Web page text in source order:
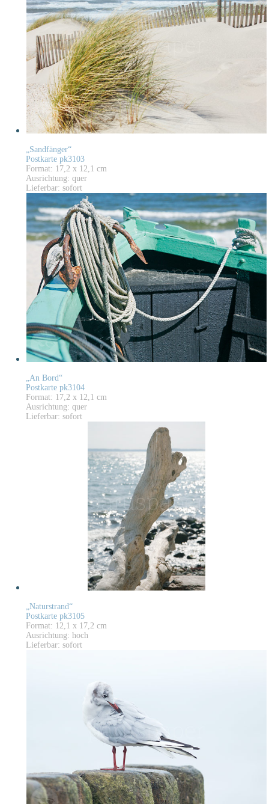
„Sandfänger“
Postkarte pk3103
Format: 17,2 x 12,1 cm
Ausrichtung: quer
Lieferbar: sofort
„An Bord“
Postkarte pk3104
Format: 17,2 x 12,1 cm
Ausrichtung: quer
Lieferbar: sofort
„Naturstrand“
Postkarte pk3105
Format: 12,1 x 17,2 cm
Ausrichtung: hoch
Lieferbar: sofort